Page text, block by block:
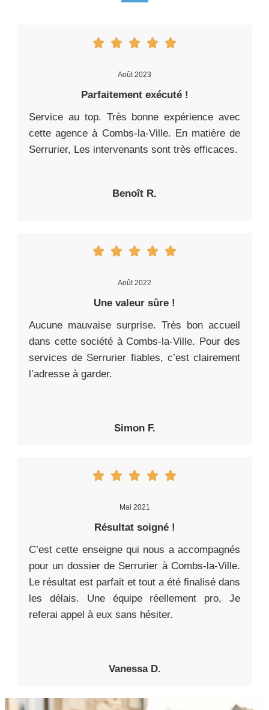
Août 2023
Parfaitement exécuté !
Service au top. Très bonne expérience avec
cette agence à Combs-la-Ville. En matière de
Serrurier, Les intervenants sont très efficaces.
Benoît R.
Août 2022
Une valeur sûre !
Aucune mauvaise surprise. Très bon accueil
dans cette société à Combs-la-Ville. Pour des
services de Serrurier fiables, c’est clairement
l’adresse à garder.
Simon F.
Mai 2021
Résultat soigné !
C’est cette enseigne qui nous a accompagnés
pour un dossier de Serrurier à Combs-la-Ville.
Le résultat est parfait et tout a été finalisé dans
les délais. Une équipe réellement pro, Je
referai appel à eux sans hésiter.
Vanessa D.